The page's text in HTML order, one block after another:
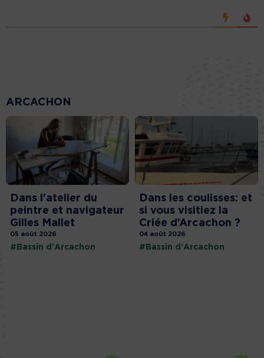
ARCACHON
Dans l’atelier du
peintre et navigateur
Gilles Mallet
05 août 2026
#Bassin d'Arcachon
Dans les coulisses: et
si vous visitiez la
Criée d’Arcachon ?
04 août 2026
#Bassin d'Arcachon